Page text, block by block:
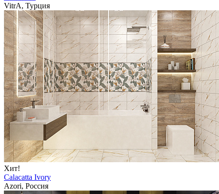
VitrA, Турция
Хит!
Calacatta Ivory
Azori, Россия